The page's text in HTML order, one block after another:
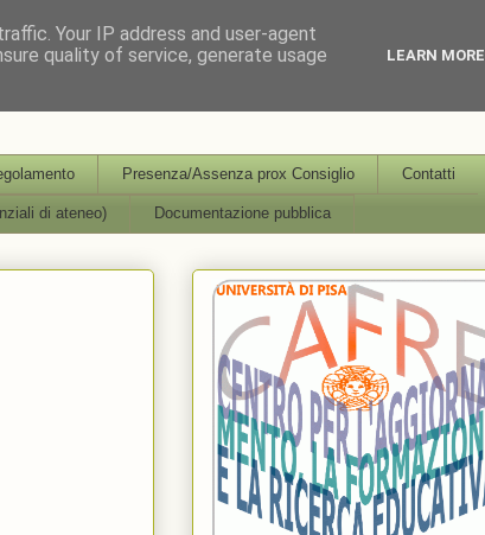
la Formazione e la Ricerca Educativa Università
Presenza/Assenza prox Consiglio Contatti
di ateneo) Documentazione pubblica
Your IP address and user-agent
quality of service, generate usage
LEARN MORE